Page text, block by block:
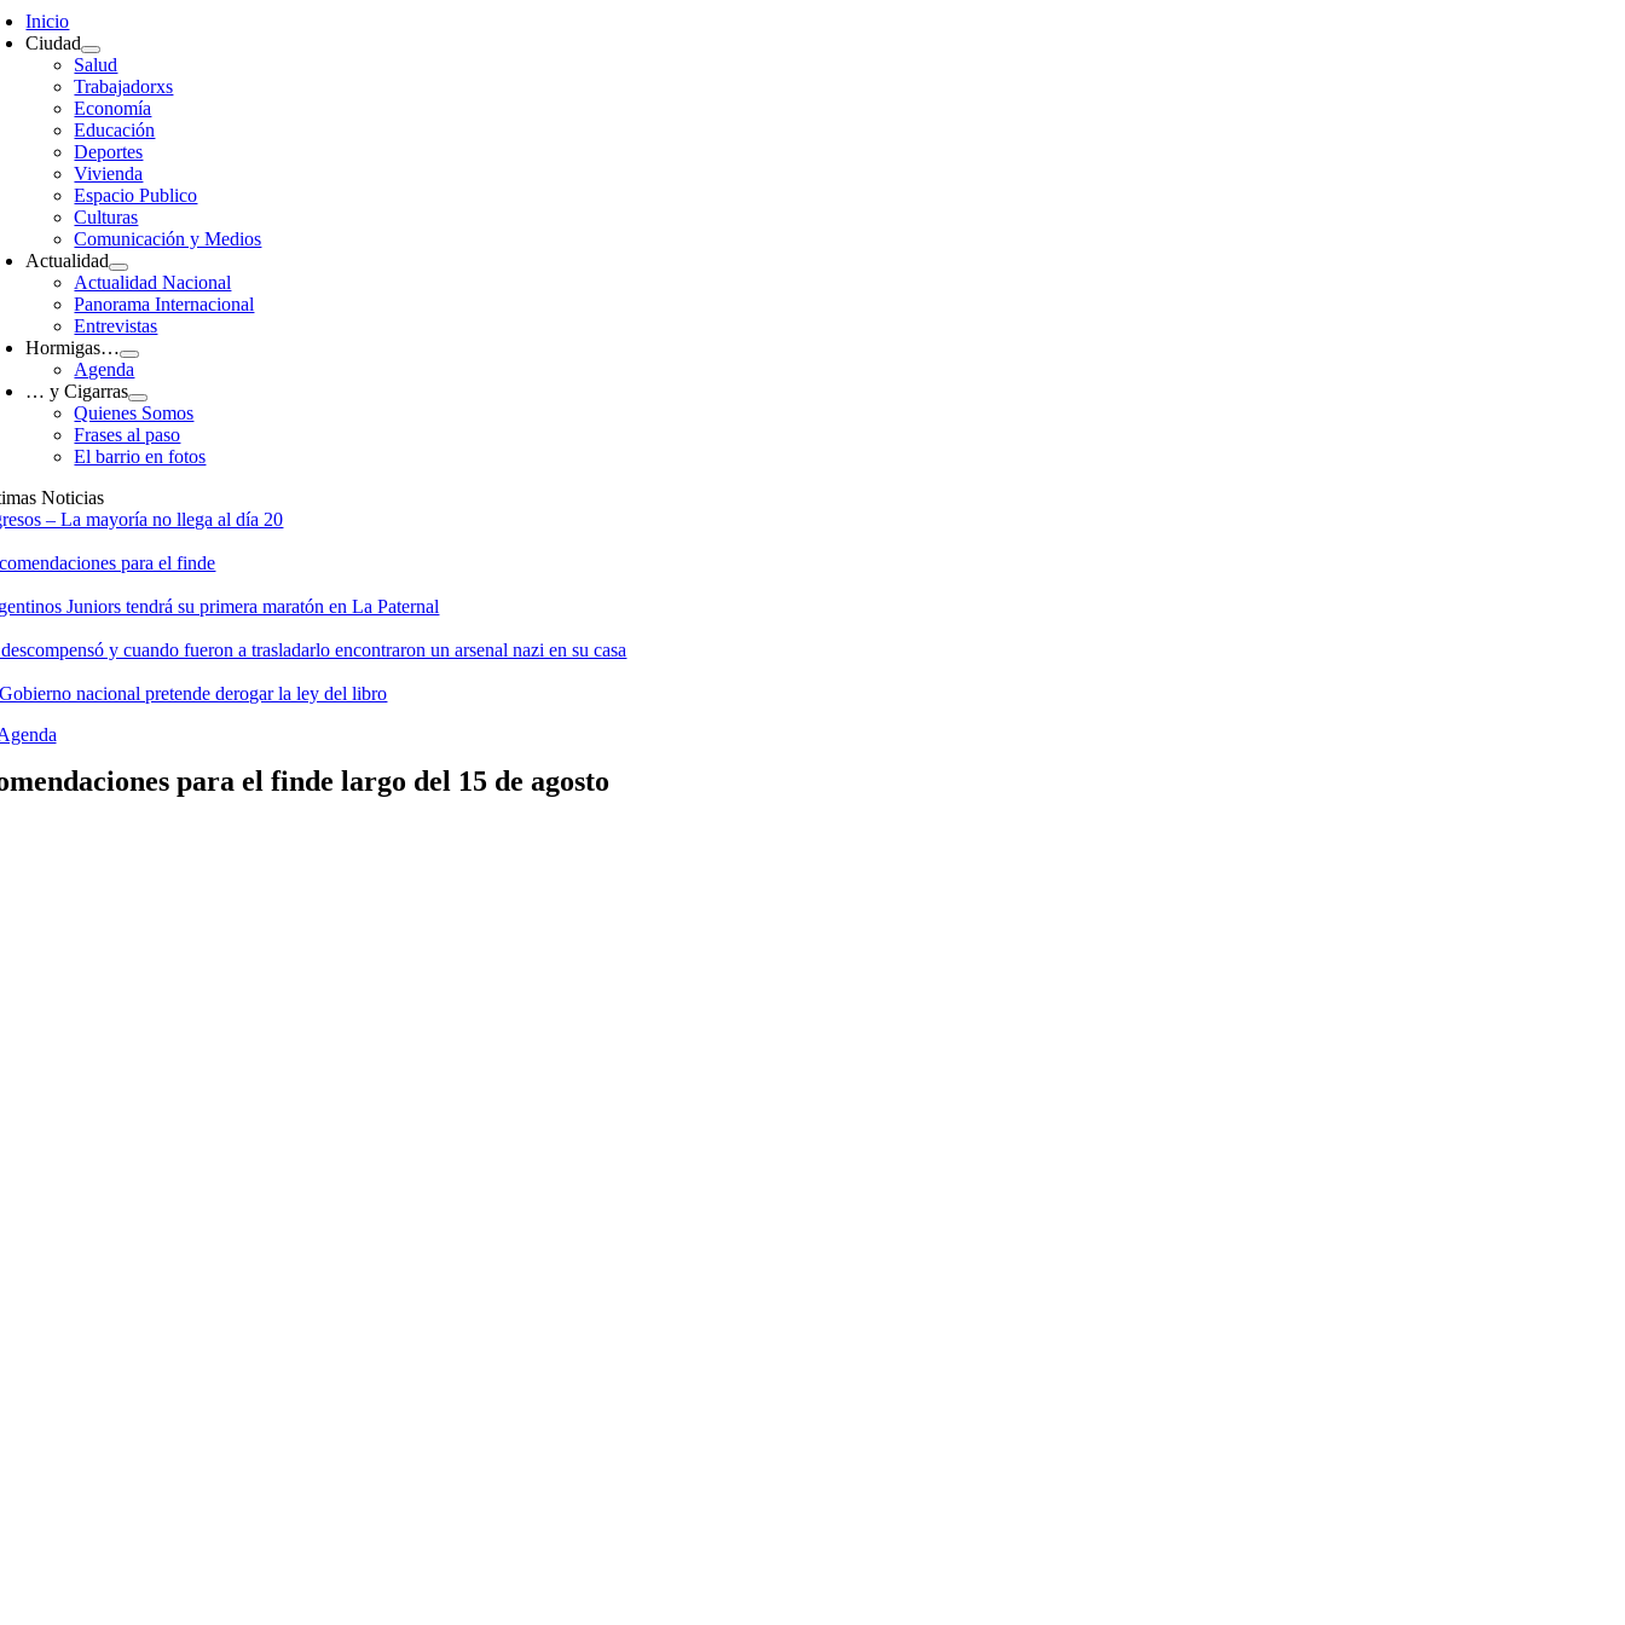
Inicio
Ciudad
Salud
Trabajadorxs
Economía
Educación
Deportes
Vivienda
Espacio Publico
Culturas
Comunicación y Medios
Actualidad
Actualidad Nacional
Panorama Internacional
Entrevistas
Hormigas…
Agenda
… y Cigarras
Quienes Somos
Frases al paso
El barrio en fotos
Noticias
– La mayoría no llega al día 20
para el finde
Juniors tendrá su primera maratón en La Paternal
y cuando fueron a trasladarlo encontraron un arsenal nazi en su casa
nacional pretende derogar la ley del libro
para el finde largo del 15 de agosto